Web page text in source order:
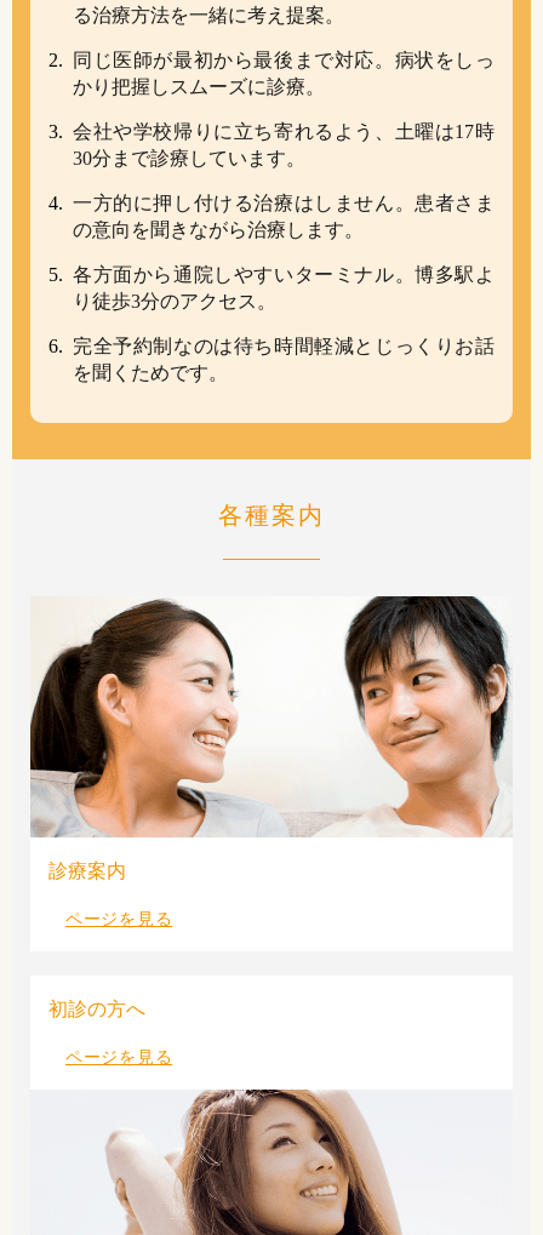
る治療方法を一緒に考え提案。
同じ医師が最初から最後まで対応。病状をしっ
かり把握しスムーズに診療。
会社や学校帰りに立ち寄れるよう、土曜は17時
30分まで診療しています。
一方的に押し付ける治療はしません。患者さま
の意向を聞きながら治療します。
各方面から通院しやすいターミナル。博多駅よ
り徒歩3分のアクセス。
完全予約制なのは待ち時間軽減とじっくりお話
を聞くためです。
各種案内
診療案内
ページを見る
初診の方へ
ページを見る